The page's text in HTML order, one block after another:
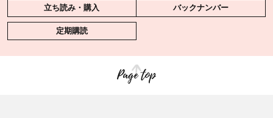
立ち読み・購入 バックナンバー
定期購読
Page top